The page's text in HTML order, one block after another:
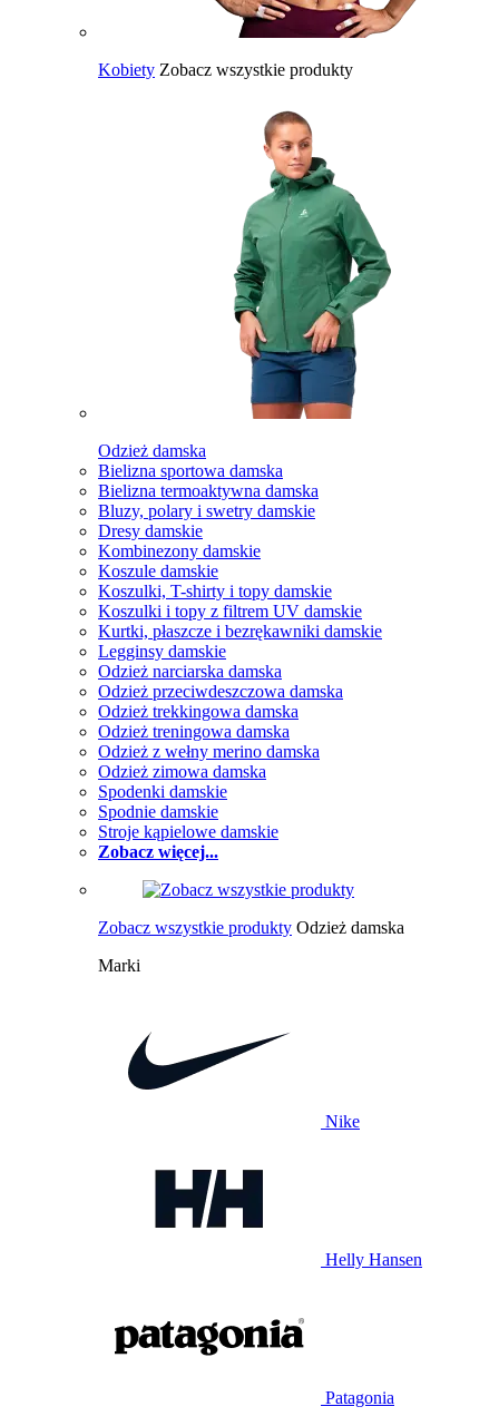
Kobiety Zobacz wszystkie produkty
Odzież damska
Bielizna sportowa damska
Bielizna termoaktywna damska
Bluzy, polary i swetry damskie
Dresy damskie
Kombinezony damskie
Koszule damskie
Koszulki, T-shirty i topy damskie
Koszulki i topy z filtrem UV damskie
Kurtki, płaszcze i bezrękawniki damskie
Legginsy damskie
Odzież narciarska damska
Odzież przeciwdeszczowa damska
Odzież trekkingowa damska
Odzież treningowa damska
Odzież z wełny merino damska
Odzież zimowa damska
Spodenki damskie
Spodnie damskie
Stroje kąpielowe damskie
Zobacz więcej...
Zobacz wszystkie produkty Odzież damska
Marki
Nike
Helly Hansen
Patagonia